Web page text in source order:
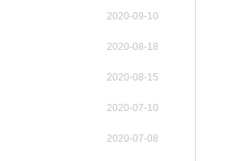
2020-09-10
2020-08-18
2020-08-15
2020-07-10
2020-07-08